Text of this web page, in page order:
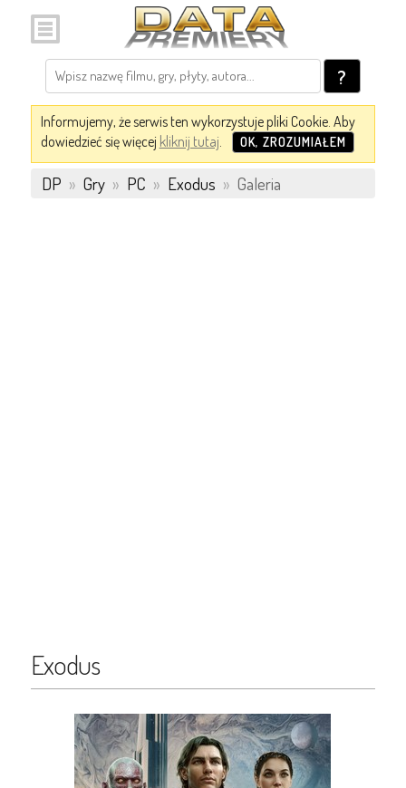
?
Informujemy, że serwis ten wykorzystuje pliki Cookie. Aby
dowiedzieć się więcej kliknij tutaj. OK, ZROZUMIAŁEM
DP » Gry » PC » Exodus » Galeria
Exodus